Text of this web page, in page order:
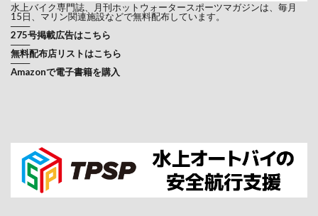
水上バイク専門誌、月刊ホットウォータースポーツマガジンは、毎月
15日、マリン関連施設などで無料配布しています。
───
275号掲載広告はこちら
───
無料配布店リストはこちら
───
Amazonで電子書籍を購入